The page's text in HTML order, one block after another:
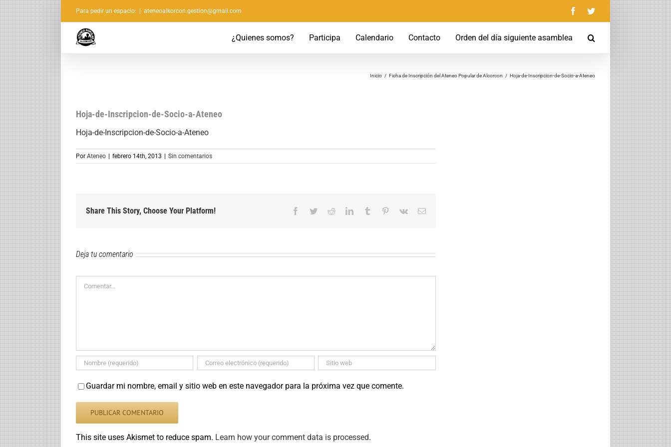
Saltar
al
contenido
Para pedir un espacio: ateneoalkorcon.gestion@gmail.com FacebookTwitter
¿Quienes somos? Participa Calendario Contacto Orden del día siguiente asamblea
Inicio / Ficha de Inscripción del Ateneo Popular de Alcorcon / Hoja-de-Inscripcion-de-Socio-a-Ateneo
Hoja-de-Inscripcion-de-Socio-a-Ateneo
Hoja-de-Inscripcion-de-Socio-a-Ateneo
Por Ateneo febrero 14th, 2013 Sin comentarios
Share This Story, Choose Your Platform! Facebook
TwitterRedditLinkedInTumblr Pinterest
Vk
Correo
Deja tu comentario
Guardar mi nombre, email y sitio web en este navegador para la próxima vez que comente.
This site uses Akismet to reduce spam. Learn how your comment data is processed.